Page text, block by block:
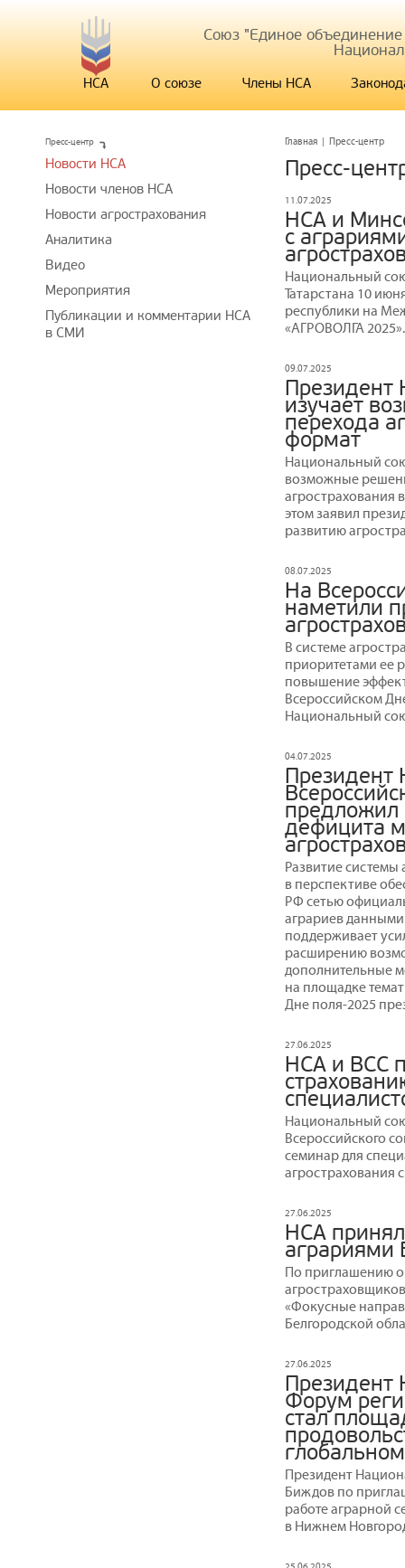
Союз "Единое
НСА О союзе Члены НСА
Главная | Пресс-центр
Пресс-
11.07.2025
НСА и
с
Национальный
Татарстана 10
республики на
«АГРОВОЛГА 2025».
09.07.2025
изучает
перехода
формат
Национальный
возможные
агрострахования
этом заявил
развитию
08.07.2025
На
наметили
В системе
приоритетами ее
повышение
Всероссийском
Национальный
04.07.2025
Президент
дефицита
Развитие системы
в перспективе
РФ сетью
аграриев
поддерживает
расширению
дополнительные
на площадке
Дне поля-2025
27.06.2025
НСА и ВСС
Национальный
Всероссийского
семинар для
агрострахования
27.06.2025
НСА принял
аграриями
По приглашению
«Фокусные
Белгородской
27.06.2025
Президент
Форум
стал
Президент
Биждов по
работе аграрной
в Нижнем
Пресс-центр
Новости НСА
Новости членов НСА
Новости агрострахования
Аналитика
Видео
Мероприятия
Публикации и комментарии НСА
в СМИ